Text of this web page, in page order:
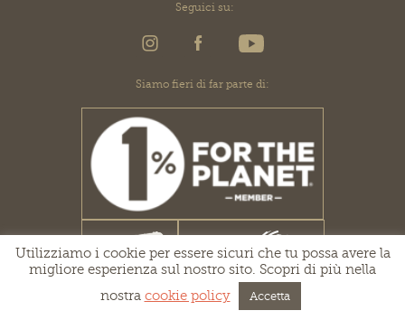
Seguici su:
Siamo fieri di far parte di:
Utilizziamo i cookie per essere sicuri che tu possa avere la
migliore esperienza sul nostro sito. Scopri di più nella
nostra cookie policy Accetta